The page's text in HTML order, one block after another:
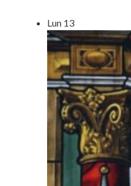
Lun 13